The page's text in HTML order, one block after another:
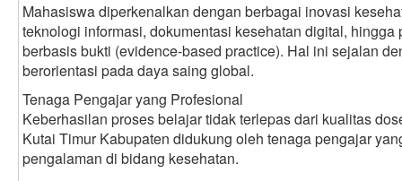
Mahasiswa diperkenalkan dengan berbagai inovasi
teknologi informasi, dokumentasi kesehatan digital,
berbasis bukti (evidence-based practice). Hal ini sejalan
berorientasi pada daya saing global.
Tenaga Pengajar yang Profesional
Keberhasilan proses belajar tidak terlepas dari kualitas
Kutai Timur Kabupaten didukung oleh tenaga pengajar
pengalaman di bidang kesehatan.